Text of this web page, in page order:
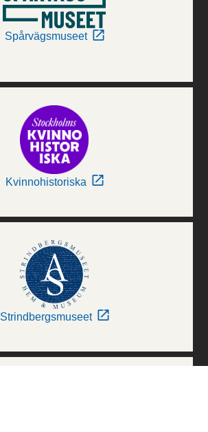
Spårvägsmuseet
Kvinnohistoriska
Strindbergsmuseet